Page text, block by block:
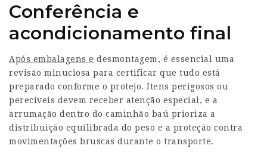
Conferência e
acondicionamento final
Após embalagens e desmontagem, é essencial uma
revisão minuciosa para certificar que tudo está
preparado conforme o protejo. Itens perigosos ou
perecíveis devem receber atenção especial, e a
arrumação dentro do caminhão baú prioriza a
distribuição equilibrada do peso e a proteção contra
movimentações bruscas durante o transporte.